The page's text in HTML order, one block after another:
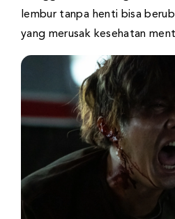
lembur tanpa henti bisa
yang merusak kesehatan